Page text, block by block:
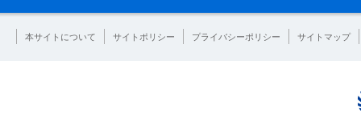
本サイトについて サイトポリシー プライバシーポリシー サイトマップ